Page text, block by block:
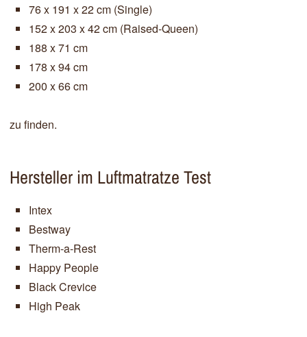
76 x 191 x 22 cm (Single)
152 x 203 x 42 cm (Raised-Queen)
188 x 71 cm
178 x 94 cm
200 x 66 cm
zu finden.
Hersteller im Luftmatratze Test
Intex
Bestway
Therm-a-Rest
Happy People
Black Crevice
High Peak